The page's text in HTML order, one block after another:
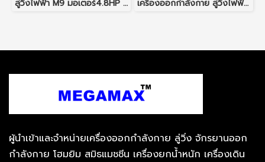
ลู่วิ่งไฟฟ้า M9 มอเตอร์4.8HP พื้นที่วิ่งกว้าง 48 ซม ปรับความชันไฟฟ้า ระบบกันกระแทกด้วยโช้คสปริง เครื่องออกกำลังกาย ลู่วิ่งไฟฟ้า M50 สำหรับใช้ในบ้านหรือคอนโด
ผู้นำเข้าและจำหน่ายเครื่องออกกำลังกาย ลู่วิ่ง จักรยานออก
กำลังกาย โฮมยิม สมิธแมชชีน เครื่องยกน้ำหนัก เครื่องเดิน